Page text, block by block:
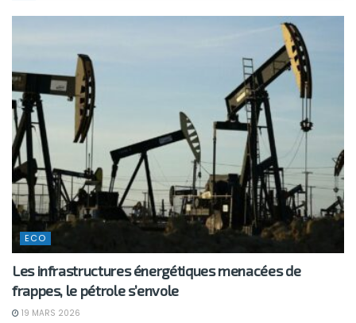
ECO
Les infrastructures énergétiques menacées de
frappes, le pétrole s’envole
19 MARS 2026